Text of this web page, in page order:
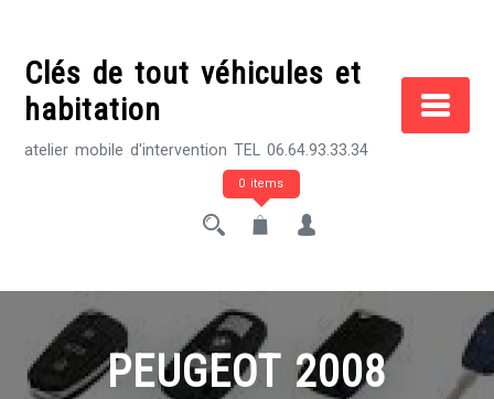
contentClés de tout véhicules et
habitation
atelier mobile d'intervention TEL 06.64.93.33.34
0 items
PEUGEOT 2008